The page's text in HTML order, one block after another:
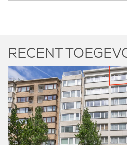
RECENT